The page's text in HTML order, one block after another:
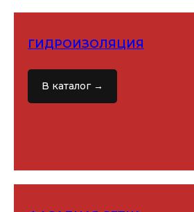
ГИДРОИЗОЛЯЦИЯ
В каталог →